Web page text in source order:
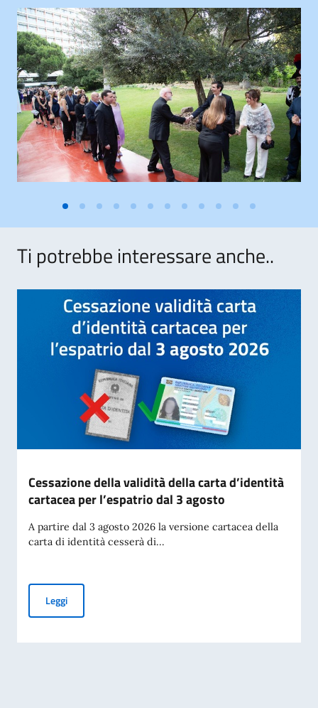
Ti potrebbe interessare anche..
Cessazione della validità della carta d’identità
cartacea per l’espatrio dal 3 agosto
A partire dal 3 agosto 2026 la versione cartacea della
carta di identità cesserà di...
LeggiCessazione della validità della carta d’identità cartacea